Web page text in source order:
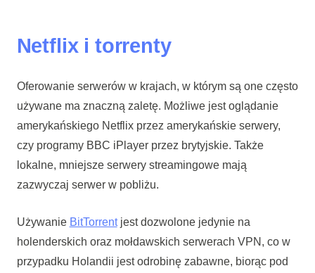
Netflix i torrenty
Oferowanie serwerów w krajach, w którym są one często
używane ma znaczną zaletę. Możliwe jest oglądanie
amerykańskiego Netflix przez amerykańskie serwery,
czy programy BBC iPlayer przez brytyjskie. Także
lokalne, mniejsze serwery streamingowe mają
zazwyczaj serwer w pobliżu.
Używanie BitTorrentjest dozwolone jedynie na
holenderskich oraz mołdawskich serwerach VPN, co w
przypadku Holandii jest odrobinę zabawne, biorąc pod